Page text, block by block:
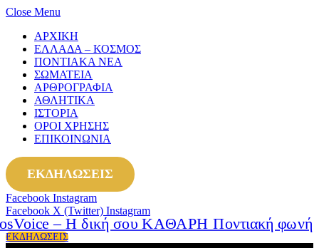
Close Menu
ΑΡΧΙΚΗ
ΕΛΛΑΔΑ – ΚΟΣΜΟΣ
ΠΟΝΤΙΑΚΑ ΝΕΑ
ΣΩΜΑΤΕΙΑ
ΑΡΘΡΟΓΡΑΦΙΑ
ΑΘΛΗΤΙΚΑ
ΙΣΤΟΡΙΑ
ΟΡΟΙ ΧΡΗΣΗΣ
ΕΠΙΚΟΙΝΩΝΙΑ
ΕΚΔΗΛΩΣΕΙΣ
Facebook Instagram
Facebook X (Twitter) Instagram
ΕΚΔΗΛΩΣΕΙΣ